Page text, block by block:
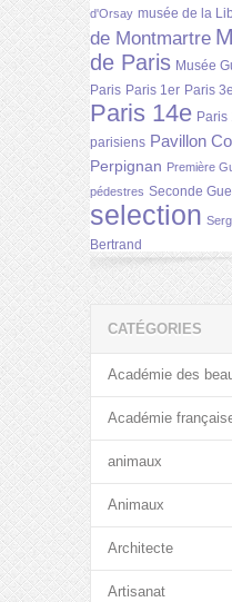
d'Orsay musée de la
de Montmartre
de Paris Musée
Paris Paris 1er Paris 3e
Paris 14e Paris
parisiens Pavillon
Perpignan Première
pédestres Seconde
selection
Bertrand
CATÉGORIES
Académie des
Académie
animaux
Animaux
Architecte
Artisanat